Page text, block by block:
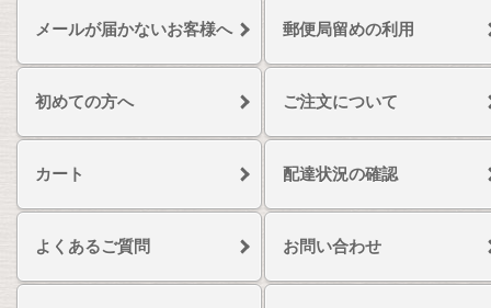
メールが届かないお客様へ 郵便局留めの利用
初めての方へ ご注文について
カート 配達状況の確認
よくあるご質問 お問い合わせ